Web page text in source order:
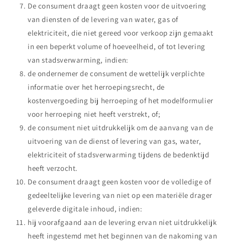
De consument draagt geen kosten voor de uitvoering
van diensten of de levering van water, gas of
elektriciteit, die niet gereed voor verkoop zijn gemaakt
in een beperkt volume of hoeveelheid, of tot levering
van stadsverwarming, indien:
de ondernemer de consument de wettelijk verplichte
informatie over het herroepingsrecht, de
kostenvergoeding bij herroeping of het modelformulier
voor herroeping niet heeft verstrekt, of;
de consument niet uitdrukkelijk om de aanvang van de
uitvoering van de dienst of levering van gas, water,
elektriciteit of stadsverwarming tijdens de bedenktijd
heeft verzocht.
De consument draagt geen kosten voor de volledige of
gedeeltelijke levering van niet op een materiële drager
geleverde digitale inhoud, indien:
hij voorafgaand aan de levering ervan niet uitdrukkelijk
heeft ingestemd met het beginnen van de nakoming van